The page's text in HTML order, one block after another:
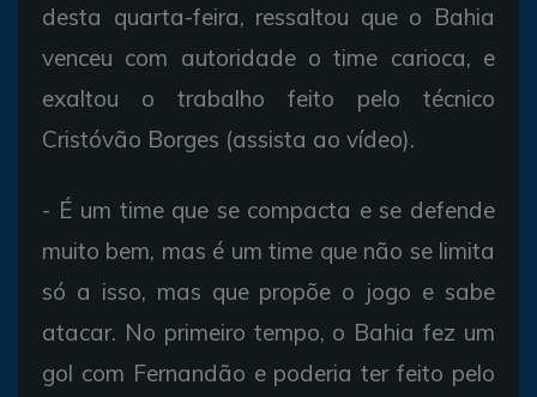
desta quarta-feira, ressaltou que o Bahia
venceu com autoridade o time carioca, e
exaltou o trabalho feito pelo técnico
Cristóvão Borges (assista ao vídeo).
- É um time que se compacta e se defende
muito bem, mas é um time que não se limita
só a isso, mas que propõe o jogo e sabe
atacar. No primeiro tempo, o Bahia fez um
gol com Fernandão e poderia ter feito pelo